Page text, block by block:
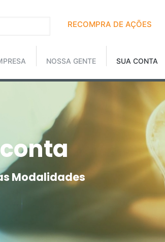
RECOMPRA DE AÇÕES
NOSSA GENTE SUA CONTA
Modalidades